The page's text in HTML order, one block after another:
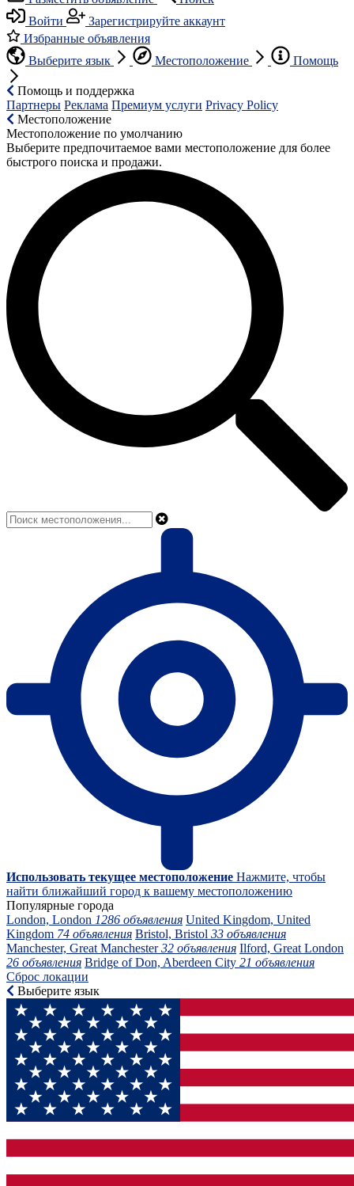
Войти
Зарегистрируйте аккаунт
Избранные объявления
Выберите язык
Местоположение Помощь
Помощь и поддержка
Партнеры Реклама Премиум услуги Privacy Policy
Местоположение
Местоположение по умолчанию
Выберите предпочитаемое вами местоположение для более
быстрого поиска и продажи.
Использовать текущее местоположение Нажмите, чтобы
найти ближайший город к вашему местоположению
Популярные города
London, London 1286 объявления United Kingdom, United
Kingdom 74 объявления Bristol, Bristol 33 объявления
Manchester, Great Manchester32 объявления Ilford, Great London
26 объявления Bridge of Don, Aberdeen City 21 объявления
Сброс локации
Выберите язык